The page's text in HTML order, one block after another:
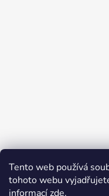
Tento web používá
tohoto webu
informacízde.
Jak